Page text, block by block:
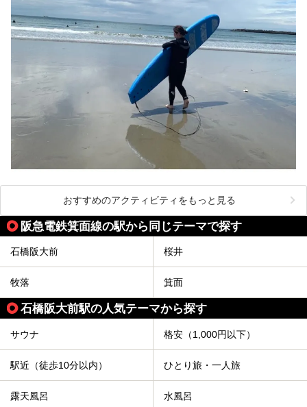
おすすめのアクティビティをもっと見る
阪急電鉄箕面線の駅から同じテーマで探す
石橋阪大前 桜井
牧落 箕面
石橋阪大前駅の人気テーマから探す
サウナ 格安（1,000円以下）
駅近（徒歩10分以内） ひとり旅・一人旅
露天風呂 水風呂